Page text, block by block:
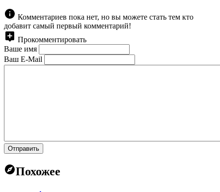
Комментариев пока нет, но вы можете стать тем кто
добавит самый первый комментарий!
Прокомментировать
Ваше имя
Ваш E-Mail
Отправить
Похожее